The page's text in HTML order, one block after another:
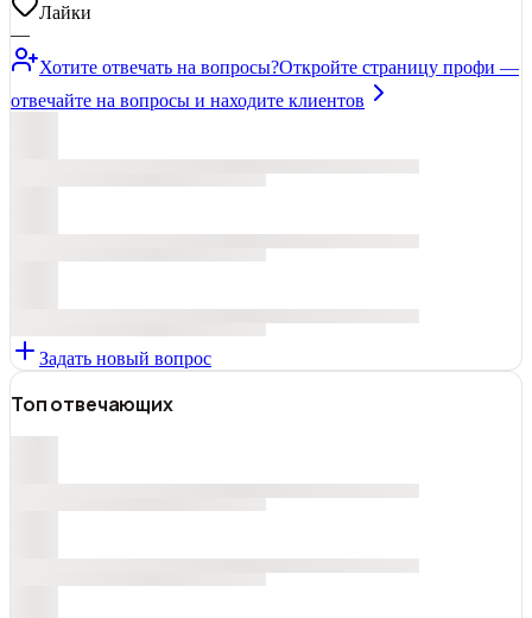
Лайки
—
Хотите отвечать на вопросы?Откройте страницу профи —
отвечайте на вопросы и находите клиентов
Задать новый вопрос
Топ отвечающих